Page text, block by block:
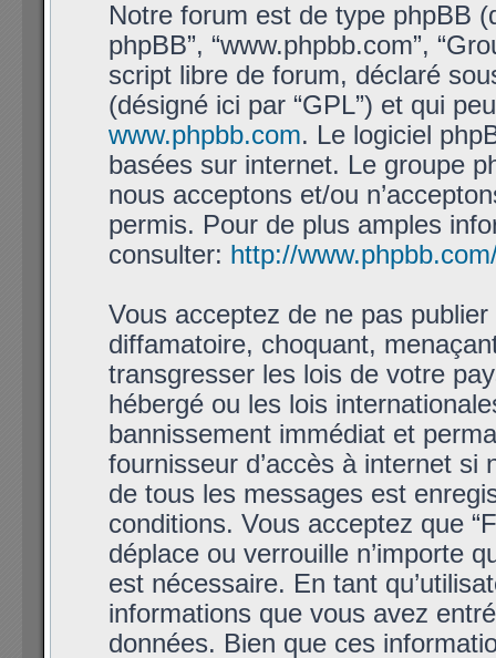
Notre forum est de type phpBB
phpBB”, “www.phpbb.com”,
script libre de forum, déclaré
(désigné ici par “GPL”) et qui
www.phpbb.com. Le logiciel
basées sur internet. Le groupe
nous acceptons et/ou
permis. Pour de plus amples
consulter: http://
Vous acceptez de ne pas
diffamatoire, choquant,
transgresser les lois de votre
hébergé ou les lois
bannissement immédiat et
fournisseur d’accès à internet si
de tous les messages est
conditions. Vous acceptez que
déplace ou verrouille n’importe
est nécessaire. En tant
informations que vous avez
données. Bien que ces